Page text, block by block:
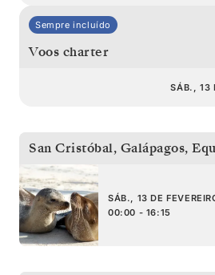
Sempre incluído
Voos charter
SÁB., 13
San Cristóbal, Galápagos,
SÁB., 13 DE
00:00 - 16:15